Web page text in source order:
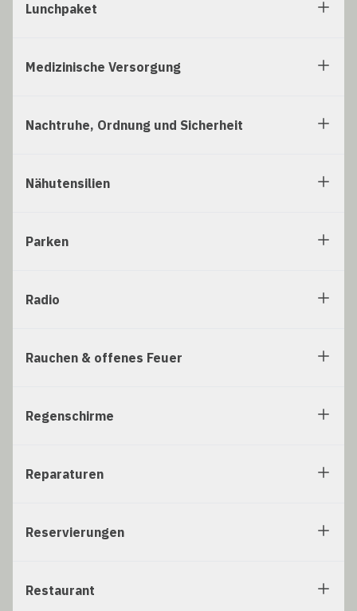
Lunchpaket
Medizinische Versorgung
Nachtruhe, Ordnung und Sicherheit
Nähutensilien
Parken
Radio
Rauchen & offenes Feuer
Regenschirme
Reparaturen
Reservierungen
Restaurant